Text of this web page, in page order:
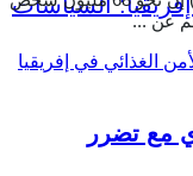
عن ...
مع تضرر